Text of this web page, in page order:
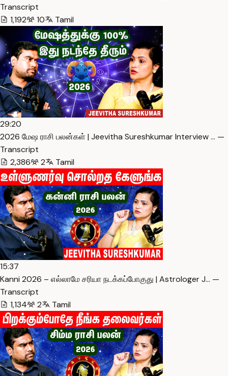
Transcript
1,192
10 Tamil
29:20
2026 மேஷ ராசி பலன்கள் | Jeevitha Sureshkumar Interview … —
Transcript
2,386
2 Tamil
15:37
Kanni 2026 – எல்லாமே சரியா நடக்கப்போகுது | Astrologer J… —
Transcript
1,134
2 Tamil